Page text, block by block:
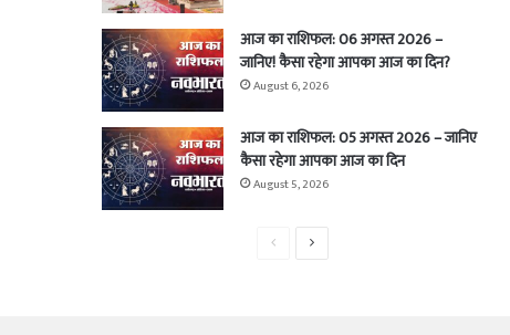
आज का राशिफल: 06 अगस्त 2026 –
जानिए! कैसा रहेगा आपका आज का दिन?
August 6, 2026
आज का राशिफल: 05 अगस्त 2026 – जानिए
कैसा रहेगा आपका आज का दिन
August 5, 2026
PreviousNext